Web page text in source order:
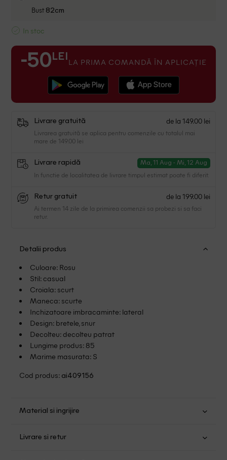
Bust 82cm
In stoc
-50 LEI LA PRIMA COMANDĂ ÎN APLICAȚIE
Livrare gratuită de la 149.00 lei
Livrarea gratuită se aplica pentru comenzile cu totalul mai
mare de 149.00 lei
Livrare rapidă Ma, 11 Aug - Mi, 12 Aug
In functie de localitatea de livrare timpul estimat poate fi diferit.
Retur gratuit de la 199.00 lei
Ai termen 14 zile de la primirea comenzii sa probezi si sa faci
retur.
Detalii produs
Culoare: Rosu
Stil: casual
Croiala: scurt
Maneca: scurte
Inchizatoare imbracaminte: lateral
Design: bretele, snur
Decolteu: decolteu patrat
Lungime produs: 85
Marime masurata: S
Cod produs: ai409156
Material si ingrijire
Livrare si retur